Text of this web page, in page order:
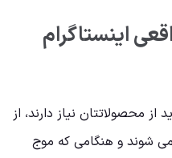
اینستاگرام
محصولاتتان نیاز دارند، از
می شوند و هنگامی که موج